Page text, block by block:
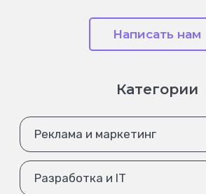
Написать нам
Категории
Реклама и маркетинг
Разработка и IT